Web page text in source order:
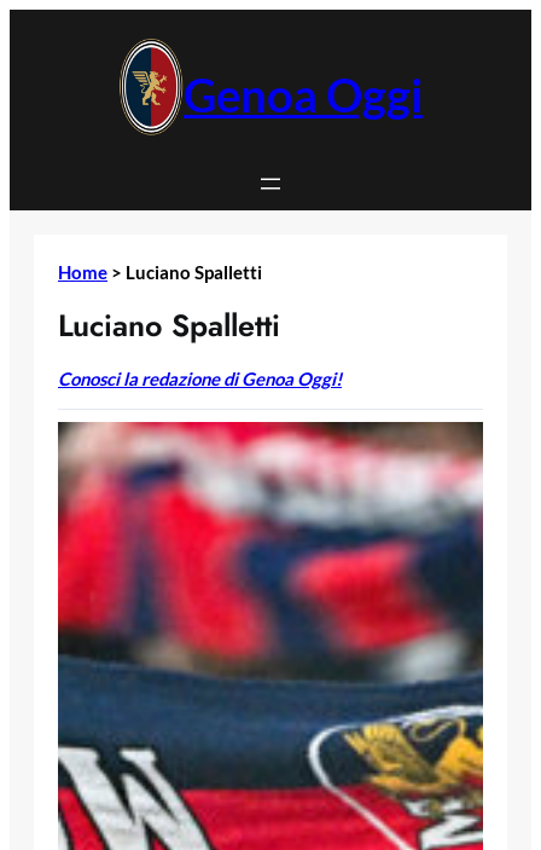
Genoa Oggi
Home > Luciano Spalletti
Luciano Spalletti
Conosci la redazione di Genoa Oggi!